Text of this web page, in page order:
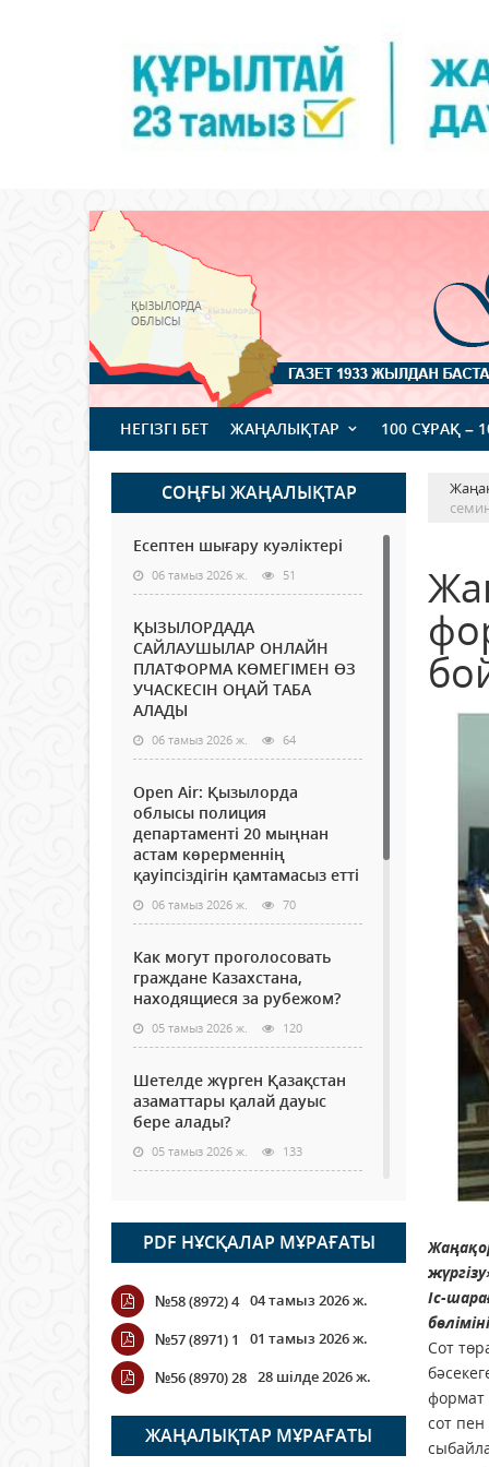
НЕГІЗГІ БЕТ ЖАҢАЛЫҚТАР 100 СҰРАҚ –
СОҢҒЫ ЖАҢАЛЫҚТАР
Есептен шығару куәліктері
06 тамыз 2026 ж. 51
ҚЫЗЫЛОРДАДА
САЙЛАУШЫЛАР ОНЛАЙН
ПЛАТФОРМА КӨМЕГІМЕН ӨЗ
УЧАСКЕСІН ОҢАЙ ТАБА
АЛАДЫ
06 тамыз 2026 ж. 64
Open Air: Қызылорда
облысы полиция
департаменті 20 мыңнан
астам көрерменнің
қауіпсіздігін қамтамасыз етті
06 тамыз 2026 ж. 70
Как могут проголосовать
граждане Казахстана,
находящиеся за рубежом?
05 тамыз 2026 ж. 120
Шетелде жүрген Қазақстан
азаматтары қалай дауыс
бере алады?
05 тамыз 2026 ж. 133
баға әр түрлі болған
жағдайда
ҮКІМЕТТІК ЕМЕС ҰЙЫМДАРҒА
АРНАЛҒАН СЫЙЛЫҚАҚЫ
КОНКУРСЫНА ӨТІНІМ
ҚАБЫЛДАУ БАСТАЛДЫ
04 тамыз 2026 ж. 110
PDF НҰСҚАЛАР МҰРАҒАТЫ
№58 (8972) 4 04 тамыз 2026 ж.
№57 (8971) 1
01 тамыз 2026 ж.
№56 (8970) 28 28 шілде 2026 ж.
ЖАҢАЛЫҚТАР МҰРАҒАТЫ
Іс-
Сот
формат
сот